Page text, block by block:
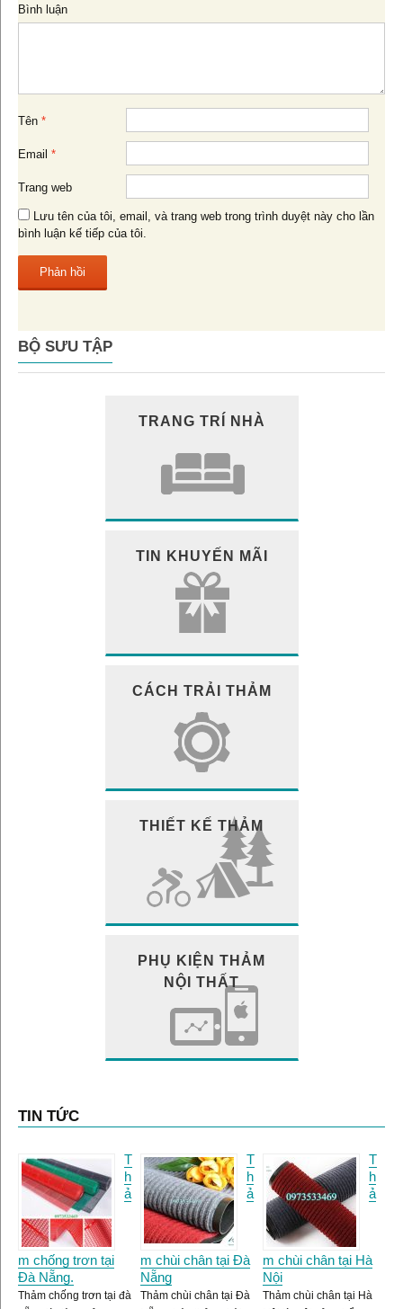
Bình luận
Tên *
Email *
Trang web
Lưu tên của tôi, email, và trang web trong trình duyệt này cho lần
bình luận kế tiếp của tôi.
BỘ SƯU TẬP
TRANG TRÍ NHÀ
TIN KHUYẾN MÃI
CÁCH TRẢI THẢM
THIẾT KẾ THẢM
PHỤ KIỆN THẢM
NỘI THẤT
TIN TỨC
T
h
ả
m chống trơn tại
Đà Nẵng.
Thảm chống trơn tại đà
T
h
ả
m chùi chân tại Đà
Nẵng
Thảm chùi chân tại Đà
T
h
ả
m chùi chân tại Hà
Nội
Thảm chùi chân tại Hà